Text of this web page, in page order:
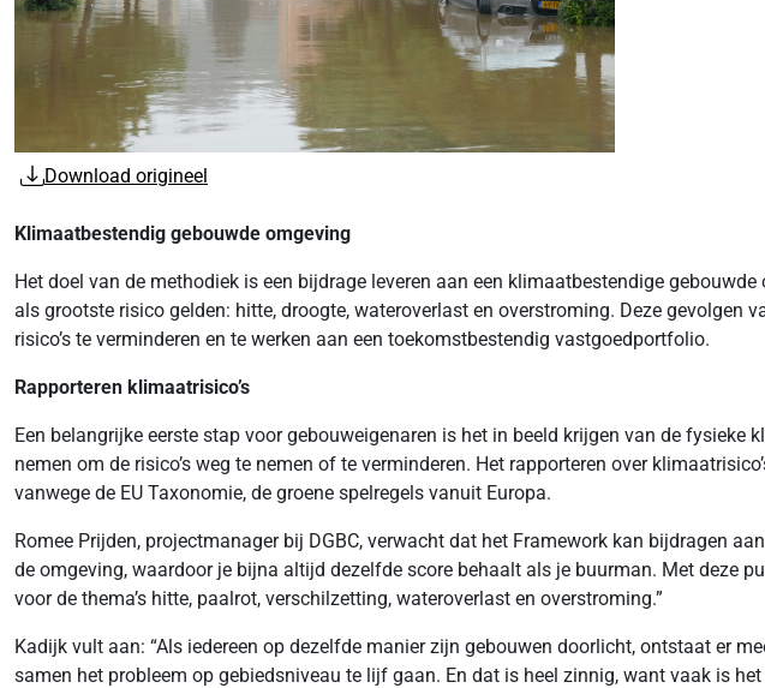
Download origineel
Klimaatbestendig gebouwde omgeving
Het doel van de methodiek is een bijdrage leveren aan een klimaatbestendige
als grootste risico gelden: hitte, droogte, wateroverlast en overstroming. Deze
risico’s te verminderen en te werken aan een toekomstbestendig vastgoedportfolio.
Rapporteren klimaatrisico’s
Een belangrijke eerste stap voor gebouweigenaren is het in beeld krijgen van de
nemen om de risico’s weg te nemen of te verminderen. Het rapporteren over
vanwege de EU Taxonomie, de groene spelregels vanuit Europa.
Romee Prijden, projectmanager bij DGBC, verwacht dat het Framework kan bijdragen
de omgeving, waardoor je bijna altijd dezelfde score behaalt als je buurman. Met deze
voor de thema’s hitte, paalrot, verschilzetting, wateroverlast en overstroming.”
Kadijk vult aan: “Als iedereen op dezelfde manier zijn gebouwen doorlicht, ontstaat er
samen het probleem op gebiedsniveau te lijf gaan. En dat is heel zinnig, want vaak is